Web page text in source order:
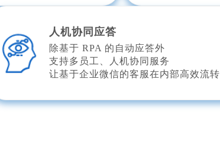
人机协同应答
除基于 RPA 的自动应答外
支持多员工、人机协同服务
让基于企业微信的客服在内部高效流转